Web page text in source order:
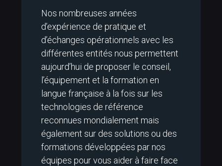
Nos nombreuses années
d’expérience de pratique et
d’échanges opérationnels avec les
différentes entités nous permettent
aujourd’hui de proposer le conseil,
l’équipement et la formation en
langue française à la fois sur les
technologies de référence
reconnues mondialement mais
également sur des solutions ou des
formations développées par nos
équipes pour vous aider à faire face